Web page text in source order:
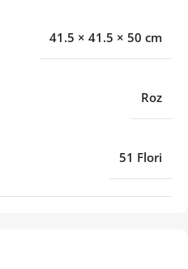
41.5 × 41.5 × 50 cm
Roz
51 Flori